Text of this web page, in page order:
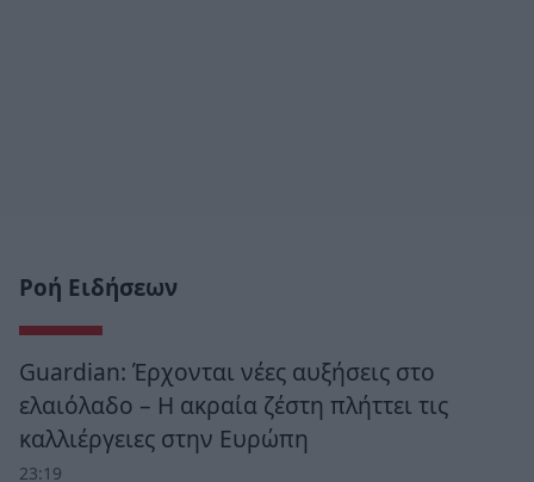
Ροή Ειδήσεων
Guardian: Έρχονται νέες αυξήσεις στο
ελαιόλαδο – Η ακραία ζέστη πλήττει τις
καλλιέργειες στην Ευρώπη
23:19